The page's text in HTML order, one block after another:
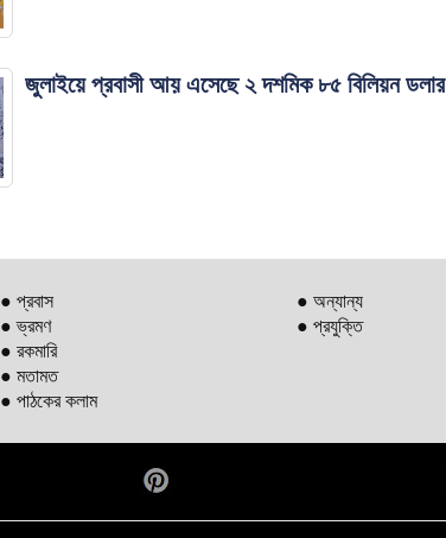
জুলাইয়ে প্রবাসী আয় এসেছে ২ দশমিক ৮৫ বিলিয়ন ডলার
● প্রবাস
● ভ্রমণ
● রকমারি
● মতামত
● পাঠকের কলাম
● অন্যান্য
● প্রযুক্তি